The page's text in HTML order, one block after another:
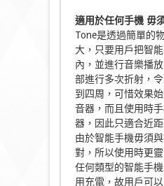
適用於任何手機 毋
Tone是透過簡單的
大，只要用戶把智
內，並進行音樂播
部進行多次折射，
到四周，可惜效果
音器，而且使用時
器，因此只適合近
由於智能手機毋須
對，所以使用時更
任何類型的智能手
用充電，故用戶可